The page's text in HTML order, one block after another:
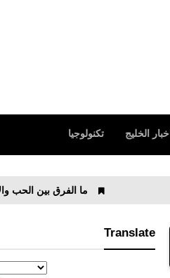
اخبار الخليج تكنولوجيا
ما الفرق بين الحب والافتتان Love and fascination
Translate